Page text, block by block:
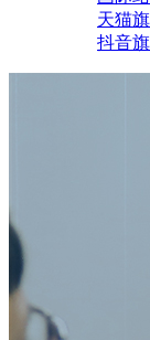
天猫
抖音